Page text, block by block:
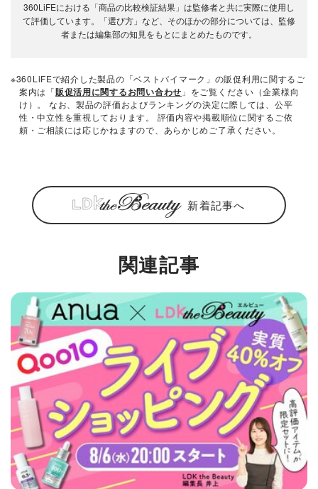
360LiFEにおける「商品の比較検証結果」は監修者と共に実際に使用し
て評価しています。「選び方」など、そのほかの部分については、監修
者または編集部の知見をもとにまとめたものです。
※360LiFEで紹介した製品の「ベストバイマーク」の販促利用に関するご
案内は「販促活用に関するお問い合わせ 」をご覧ください（企業様向
け）。 なお、製品の評価およびランキングの決定に際しては、公平
性・中立性を重視しております。 評価内容や掲載順位に関するご依
頼・ご相談には応じかねますので、あらかじめご了承ください。
新着記事へ
関連記事